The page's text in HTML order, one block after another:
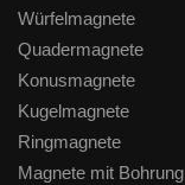
Würfelmagnete
Quadermagnete
Konusmagnete
Kugelmagnete
Ringmagnete
Magnete mit Bohrung